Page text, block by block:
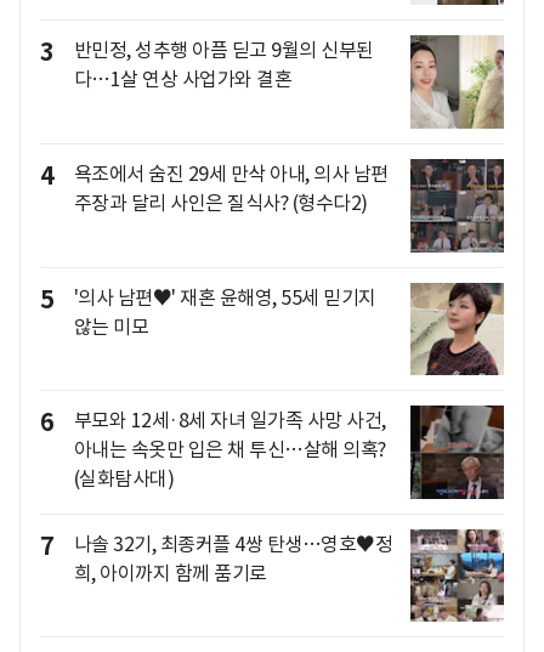
3
반민정, 성추행 아픔 딛고 9월의 신부된
다…1살 연상 사업가와 결혼
4
욕조에서 숨진 29세 만삭 아내, 의사 남편
주장과 달리 사인은 질식사? (형수다2)
5
'의사 남편♥' 재혼 윤해영, 55세 믿기지
않는 미모
6
부모와 12세·8세 자녀 일가족 사망 사건,
아내는 속옷만 입은 채 투신…살해 의혹?
(실화탐사대)
7
나솔 32기, 최종커플 4쌍 탄생…영호♥정
희, 아이까지 함께 품기로